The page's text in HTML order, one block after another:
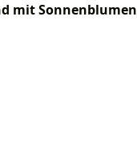
mit Sonnenblumen